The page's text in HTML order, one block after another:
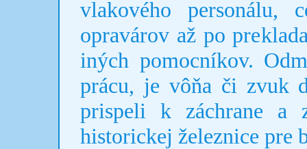
vlakového personálu,
opravárov až po
iných pomocníkov.
prácu, je vôňa či zvuk
prispeli k záchrane a
historickej železnice pre